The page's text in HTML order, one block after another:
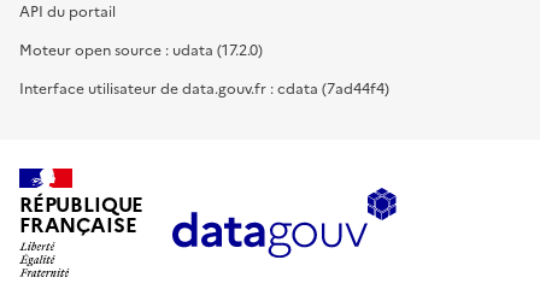
API du portail
Moteur open source : udata (17.2.0)
Interface utilisateur de data.gouv.fr : cdata (7ad44f4)
RÉPUBLIQUE
FRANÇAISE